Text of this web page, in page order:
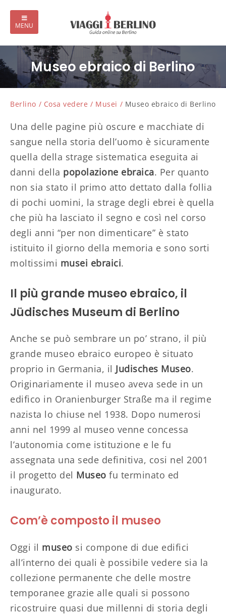
Museo ebraico di Berlino
Berlino Cosa vedere Musei Museo ebraico di Berlino
Una delle pagine più oscure e macchiate di
sangue nella storia dell’uomo è sicuramente
quella della strage sistematica eseguita ai
danni della popolazione ebraica. Per quanto
non sia stato il primo atto dettato dalla follia
di pochi uomini, la strage degli ebrei è quella
che più ha lasciato il segno e così nel corso
degli anni “per non dimenticare” è stato
istituito il giorno della memoria e sono sorti
moltissimi musei ebraici.
Il più grande museo ebraico, il
Jüdisches Museum di Berlino
Anche se può sembrare un po’ strano, il più
grande museo ebraico europeo è situato
proprio in Germania, il Judisches Museo.
Originariamente il museo aveva sede in un
edifico in Oranienburger Straße ma il regime
nazista lo chiuse nel 1938. Dopo numerosi
anni nel 1999 al museo venne concessa
l’autonomia come istituzione e le fu
assegnata una sede definitiva, cosi nel 2001
il progetto del Museo fu terminato ed
inaugurato.
Com’è composto il museo
Oggi il museo si compone di due edifici
all’interno dei quali è possibile vedere sia la
collezione permanente che delle mostre
temporanee grazie alle quali si possono
ricostruire quasi due millenni di storia degli